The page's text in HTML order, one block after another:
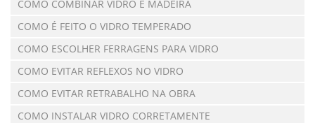
COMO COMBINAR VIDRO E MADEIRA
COMO É FEITO O VIDRO TEMPERADO
COMO ESCOLHER FERRAGENS PARA VIDRO
COMO EVITAR REFLEXOS NO VIDRO
COMO EVITAR RETRABALHO NA OBRA
COMO INSTALAR VIDRO CORRETAMENTE